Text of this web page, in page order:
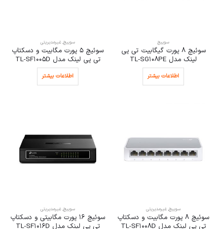
سوییچ
سوئیچ 8 پورت گیگابیت تی پی
لینک مدل TL-SG108PE
اطلاعات بیشتر
سوییچ, غیرمدیریتی
سوئیچ 5 پورت مگابیت و دسکتاپ
تی پی لینک مدل TL-SF1005D
اطلاعات بیشتر
سوییچ, غیرمدیریتی
سوئیچ 8 پورت مگابیت و دسکتاپ
تی پی لینک مدل TL-SF1008D
سوییچ, غیرمدیریتی
سوئیچ 16 پورت مگابیتی و دسکتاپ
تی پی لینک مدل TL-SF1016D